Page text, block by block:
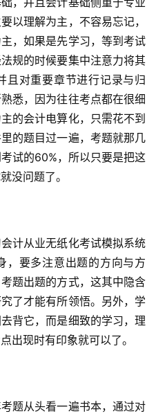
以理解为主，不容易忘记，
，如果是先学习，等到考试
规的时候要集中注意力将其
且对重要章节进行记录与归
悉，因为往往考点都在很细
的会计电算化，只需花不到
的题目过一遍，考题就那几
试的60%，所以只要是把这
没问题了。
从业无纸化考试模拟系统
，要多注意出题的方向与方
题出题的方式，这其中隐含
了才能有所领悟。另外，学
背它，而是细致的学习，理
出现时有印象就可以了。
从头看一遍书本，通过对